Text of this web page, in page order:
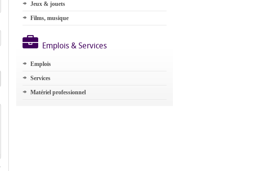
Jeux & jouets
Films, musique
Emplois & Services
Emplois
Services
Matériel professionnel